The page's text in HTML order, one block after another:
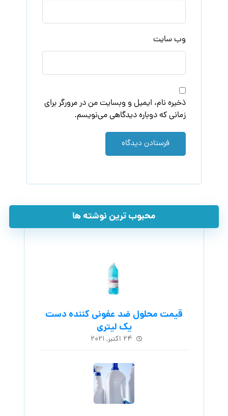
وب‌ سایت
ذخیره نام، ایمیل و وبسایت من در مرورگر برای
زمانی که دوباره دیدگاهی می‌نویسم.
فرستادن دیدگاه
محبوب ترین نوشته ها
قیمت محلول ضد عفونی کننده دست
یک لیتری
۲۴ اکتبر, ۲۰۲۱